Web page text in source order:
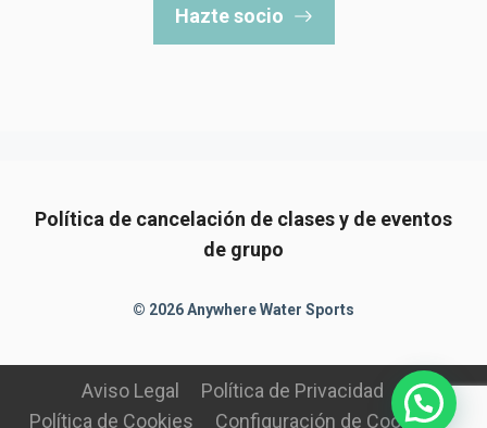
Hazte socio
Política de cancelación de clases y de eventos
de grupo
© 2026 Anywhere Water Sports
Aviso Legal
Política de Privacidad
Política de Cookies
Configuración de Cookies